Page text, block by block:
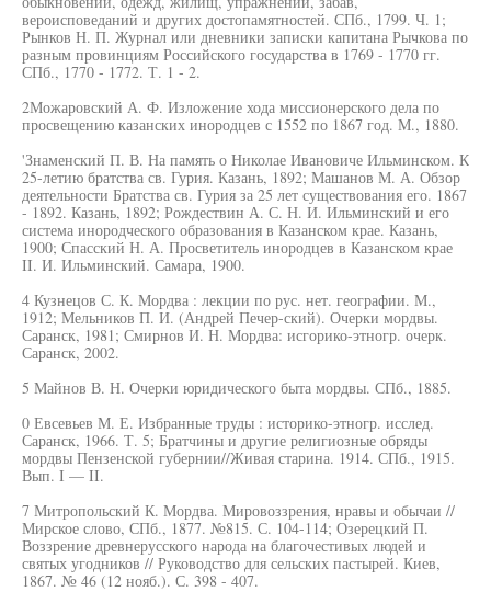
вероисповеданий и других достопамятностей. СПб., 1799. Ч. 1;
Рынков Н. П. Журнал или дневники записки капитана Рычкова по
разным провинциям Российского государства в 1769 - 1770 гг.
СПб., 1770 - 1772. Т. 1 - 2.
2Можаровский А. Ф. Изложение хода миссионерского дела по
просвещению казанских инородцев с 1552 по 1867 год. М., 1880.
'Знаменский П. В. На память о Николае Ивановиче Ильминском. К
25-летию братства св. Гурия. Казань, 1892; Машанов М. А. Обзор
деятельности Братства св. Гурия за 25 лет существования его. 1867
- 1892. Казань, 1892; Рождествин А. С. Н. И. Ильминский и его
система инородческого образования в Казанском крае. Казань,
1900; Спасский Н. А. Просветитель инородцев в Казанском крае
II. И. Ильминский. Самара, 1900.
4 Кузнецов С. К. Мордва : лекции по рус. нет. географии. М.,
1912; Мельников П. И. (Андрей Печер-ский). Очерки мордвы.
Саранск, 1981; Смирнов И. Н. Мордва: исгорико-этногр. очерк.
Саранск, 2002.
5 Майнов В. Н. Очерки юридического быта мордвы. СПб., 1885.
0 Евсевьев М. Е. Избранные труды : историко-этногр. исслед.
Саранск, 1966. Т. 5; Братчины и другие религиозные обряды
мордвы Пензенской губернии//Живая старина. 1914. СПб., 1915.
Вып. I — II.
7 Митропольский К. Мордва. Мировоззрения, нравы и обычаи //
Мирское слово, СПб., 1877. №815. С. 104-114; Озерецкий П.
Воззрение древнерусского народа на благочестивых людей и
святых угодников // Руководство для сельских пастырей. Киев,
1867. № 46 (12 нояб.). С. 398 - 407.